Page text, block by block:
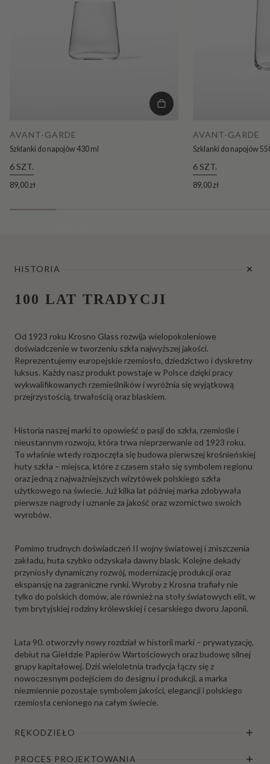
AVANT-GARDE
Szklanki do napojów 430 ml
6 SZT.
89,00 zł
AVANT-GARDE
Szklanki do napojów
6 SZT.
89,00 zł
HISTORIA
100 LAT TRADYCJI
Od 1923 roku Krosno Glass rozwija wielopokoleniowe
doświadczenie w tworzeniu szkła najwyższej jakości.
Reprezentujemy europejskie rzemiosło, dziedzictwo i dyskretny
luksus. Każdy nasz produkt powstaje w Polsce dzięki pracy
wykwalifikowanych rzemieślników i wyróżnia się wyjątkową
przejrzystością, trwałością oraz blaskiem.
Historia naszej marki to opowieść o pasji do szkła, rzemiośle i
nieustannym rozwoju, która trwa nieprzerwanie od 1923 roku.
To właśnie wtedy rozpoczęła się budowa pierwszej krośnieńskiej
huty szkła – miejsca, które z czasem stało się symbolem regionu
oraz jedną z najważniejszych wizytówek polskiego szkła
użytkowego na świecie. Już kilka lat później marka zdobywała
pierwsze nagrody i uznanie za jakość oraz wzornictwo swoich
wyrobów.
Pomimo trudnych doświadczeń II wojny światowej i zniszczenia
zakładu, huta szybko odzyskała dawny blask. Kolejne dekady
przyniosły dynamiczny rozwój, modernizację produkcji oraz
ekspansję na zagraniczne rynki. Wyroby z Krosna trafiały nie
tylko do polskich domów, ale również na stoły światowych elit, w
tym brytyjskiej rodziny królewskiej i cesarskiego dworu Japonii.
Lata 90. otworzyły nowy rozdział w historii marki – prywatyzację,
debiut na Giełdzie Papierów Wartościowych oraz budowę silnej
grupy kapitałowej. Dziś wieloletnia tradycja łączy się z
nowoczesnym podejściem do designu i produkcji, a marka
niezmiennie pozostaje symbolem jakości, elegancji i polskiego
rzemiosła cenionego na całym świecie.
RĘKODZIEŁO
PROCES PROJEKTOWANIA